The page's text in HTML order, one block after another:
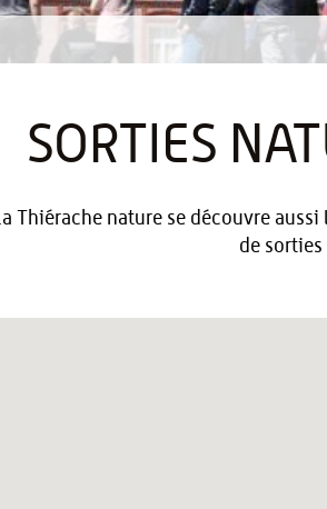
SORTIES
Thiérache nature se découvre
de